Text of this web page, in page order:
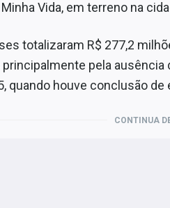
Vida, em terreno na
totalizaram R$ 277,2
pela
quando houve conclusão
CONTINUA